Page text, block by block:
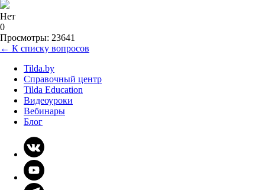
Нет
0
Просмотры: 23641
← К списку вопросов
Tilda.by
Справочный центр
Tilda Education
Видеоуроки
Вебинары
Блог